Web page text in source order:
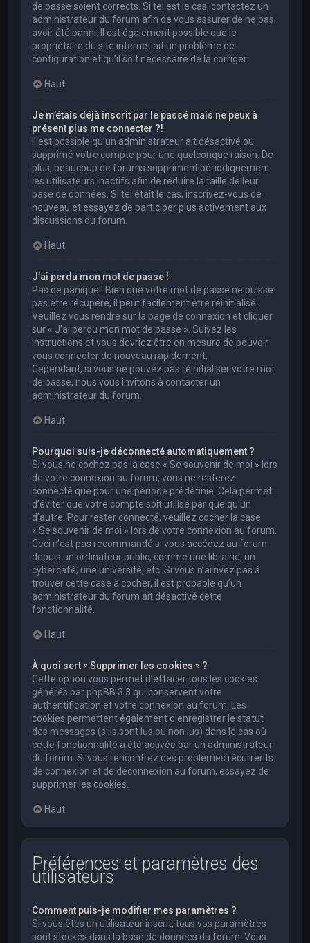
de passe soient corrects. Si tel est le cas, contactez un
administrateur du forum afin de vous assurer de ne pas
avoir été banni. Il est également possible que le
propriétaire du site internet ait un problème de
configuration et qu’il soit nécessaire de la corriger.
Haut
Je m’étais déjà inscrit par le passé mais ne peux à
présent plus me connecter ?!
Il est possible qu’un administrateur ait désactivé ou
supprimé votre compte pour une quelconque raison. De
plus, beaucoup de forums suppriment périodiquement
les utilisateurs inactifs afin de réduire la taille de leur
base de données. Si tel était le cas, inscrivez-vous de
nouveau et essayez de participer plus activement aux
discussions du forum.
Haut
J’ai perdu mon mot de passe !
Pas de panique ! Bien que votre mot de passe ne puisse
pas être récupéré, il peut facilement être réinitialisé.
Veuillez vous rendre sur la page de connexion et cliquer
sur « J’ai perdu mon mot de passe ». Suivez les
instructions et vous devriez être en mesure de pouvoir
vous connecter de nouveau rapidement.
Cependant, si vous ne pouvez pas réinitialiser votre mot
de passe, nous vous invitons à contacter un
administrateur du forum.
Haut
Pourquoi suis-je déconnecté automatiquement ?
Si vous ne cochez pas la case « Se souvenir de moi » lors
de votre connexion au forum, vous ne resterez
connecté que pour une période prédéfinie. Cela permet
d’éviter que votre compte soit utilisé par quelqu’un
d’autre. Pour rester connecté, veuillez cocher la case
« Se souvenir de moi » lors de votre connexion au forum.
Ceci n’est pas recommandé si vous accédez au forum
depuis un ordinateur public, comme une librairie, un
cybercafé, une université, etc. Si vous n’arrivez pas à
trouver cette case à cocher, il est probable qu’un
administrateur du forum ait désactivé cette
fonctionnalité.
Haut
À quoi sert « Supprimer les cookies » ?
Cette option vous permet d’effacer tous les cookies
générés par phpBB 3.3 qui conservent votre
authentification et votre connexion au forum. Les
cookies permettent également d’enregistrer le statut
des messages (s’ils sont lus ou non lus) dans le cas où
cette fonctionnalité a été activée par un administrateur
du forum. Si vous rencontrez des problèmes récurrents
de connexion et de déconnexion au forum, essayez de
supprimer les cookies.
Haut
Préférences et paramètres des
utilisateurs
Comment puis-je modifier mes paramètres ?
Si vous êtes un utilisateur inscrit, tous vos paramètres
sont stockés dans la base de données du forum. Vous